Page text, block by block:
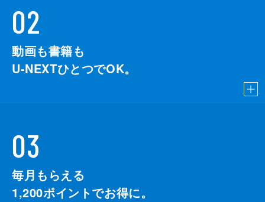
02
動画も書籍も
U-NEXTひとつでOK。
03
毎月もらえる
1,200ポイントでお得に。